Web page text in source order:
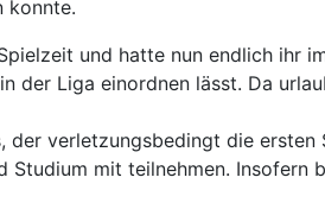
konnte.
und hatte nun endlich ihr
der Liga einordnen lässt. Da
verletzungsbedingt die
mit teilnehmen.